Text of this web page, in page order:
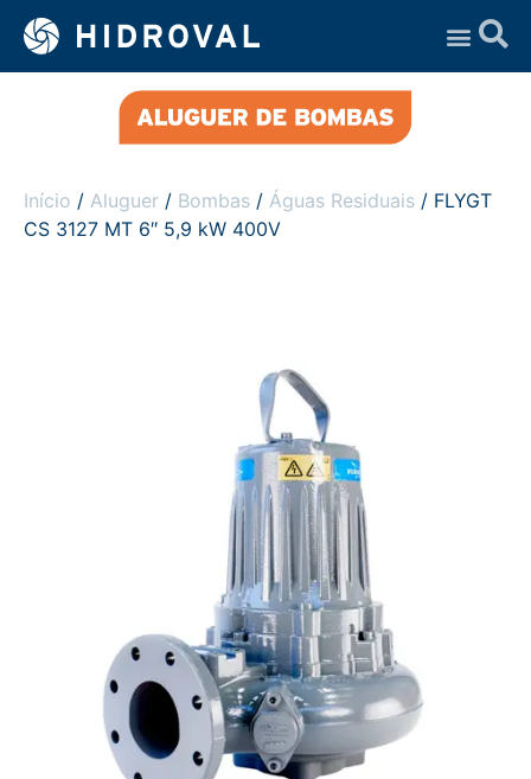
Início / Aluguer / Bombas / Águas Residuais / FLYGT
CS 3127 MT 6″ 5,9 kW 400V